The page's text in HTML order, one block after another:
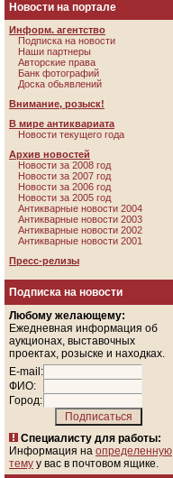
Новости на портале
Информ. агентство
Подписка на новости
Наши партнеры
Авторские права
Банк фотографий
Доска обьявлений
Внимание, розыск!
В мире антиквариата
Новости текущего года
Архив новостей
Новости за 2008 год
Новости за 2007 год
Новости за 2006 год
Новости за 2005 год
Антикварные новости 2004
Антикварные новости 2003
Антикварные новости 2002
Антикварные новости 2001
Пресс-релизы
Подписка на новости
Любому желающему:
Ежедневная информация об
аукционах, выставочных
проектах, розыске и находках.
E-mail:
ФИО:
Город:
Специалисту для работы:
Информация на определенную
тему у вас в почтовом ящике.